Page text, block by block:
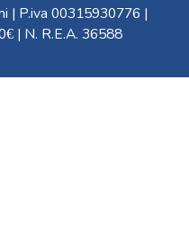
| P.iva 00315930776 |
| N. R.E.A. 36588